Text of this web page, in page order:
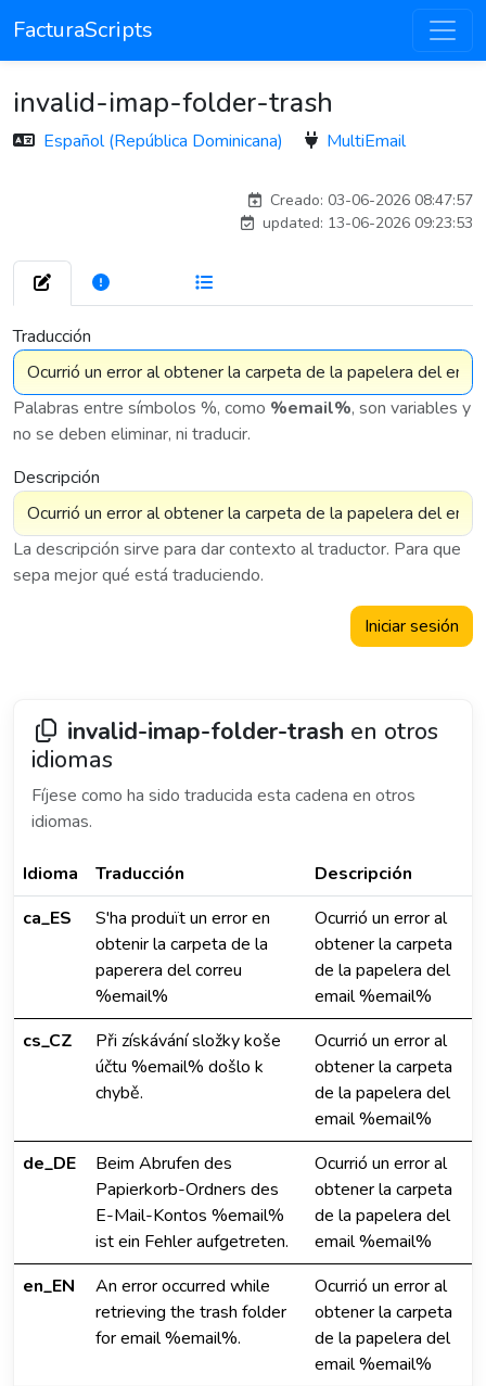
FacturaScripts
invalid-imap-folder-trash
Español (República Dominicana) MultiEmail
Creado: 03-06-2026 08:47:57
updated: 13-06-2026 09:23:53
Traducción
Palabras entre símbolos %, como %email%, son variables y
no se deben eliminar, ni traducir.
Descripción
La descripción sirve para dar contexto al traductor. Para que
sepa mejor qué está traduciendo.
Iniciar sesión
invalid-imap-folder-trash en otros
idiomas
Fíjese como ha sido traducida esta cadena en otros
idiomas.
Idioma Traducción
Descripción
ca_ES
S'ha produït un error en
obtenir la carpeta de la
paperera del correu
%email%
Ocurrió un error al
obtener la carpeta
de la papelera del
email %email%
cs_CZ
Při získávání složky koše
účtu %email% došlo k
chybě.
Ocurrió un error al
obtener la carpeta
de la papelera del
email %email%
de_DE
Beim Abrufen des
Papierkorb-Ordners des
E-Mail-Kontos %email%
ist ein Fehler aufgetreten.
Ocurrió un error al
obtener la carpeta
de la papelera del
email %email%
en_EN
An error occurred while
retrieving the trash folder
for email %email%.
Ocurrió un error al
obtener la carpeta
de la papelera del
email %email%